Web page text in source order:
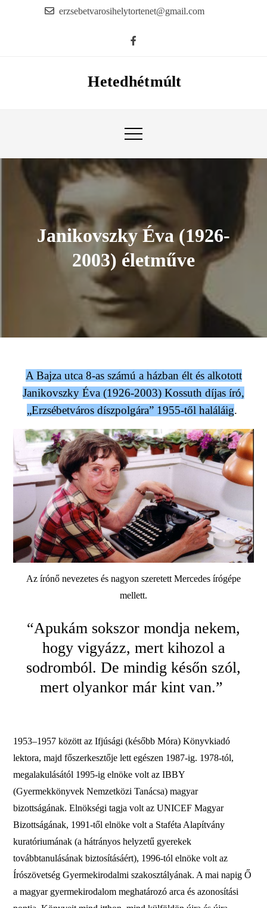
erzsebetvarosihelytortenet@gmail.com
Hetedhétmúlt
Janikovszky Éva (1926-
2003) életműve
A Bajza utca 8-as számú a házban élt és alkotott
Janikovszky Éva (1926-2003) Kossuth díjas író,
„Erzsébetváros díszpolgára” 1955-től haláláig.
Az írónő nevezetes és nagyon szeretett Mercedes írógépe
mellett.
“Apukám sokszor mondja nekem,
hogy vigyázz, mert kihozol a
sodromból. De mindig későn szól,
mert olyankor már kint van.”
1953–1957 között az Ifjúsági (később Móra) Könyvkiadó
lektora, majd főszerkesztője lett egészen 1987-ig. 1978-tól,
megalakulásától 1995-ig elnöke volt az IBBY
(Gyermekkönyvek Nemzetközi Tanácsa) magyar
bizottságának. Elnökségi tagja volt az UNICEF Magyar
Bizottságának, 1991-től elnöke volt a Staféta Alapítvány
kuratóriumának (a hátrányos helyzetű gyerekek
továbbtanulásának biztosításáért), 1996-tól elnöke volt az
Írószövetség Gyermekirodalmi szakosztályának. A mai napig Ő
a magyar gyermekirodalom meghatározó arca és azonosítási